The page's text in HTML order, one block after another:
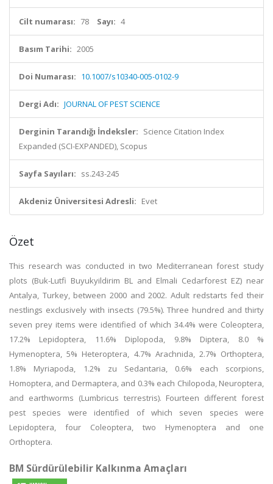
Cilt numarası: 78 Sayı: 4
Basım Tarihi: 2005
Doi Numarası: 10.1007/s10340-005-0102-9
Dergi Adı: JOURNAL OF PEST SCIENCE
Derginin Tarandığı İndeksler: Science Citation Index
Expanded (SCI-EXPANDED), Scopus
Sayfa Sayıları: ss.243-245
Akdeniz Üniversitesi Adresli: Evet
Özet
This research was conducted in two Mediterranean forest study
plots (Buk-Lutfi Buyukyildirim BL and Elmali Cedarforest EZ) near
Antalya, Turkey, between 2000 and 2002. Adult redstarts fed their
nestlings exclusively with insects (79.5%). Three hundred and thirty
seven prey items were identified of which 34.4% were Coleoptera,
17.2% Lepidoptera, 11.6% Diplopoda, 9.8% Diptera, 8.0 %
Hymenoptera, 5% Heteroptera, 4.7% Arachnida, 2.7% Orthoptera,
1.8% Myriapoda, 1.2% zu Sedantaria, 0.6% each scorpions,
Homoptera, and Dermaptera, and 0.3% each Chilopoda, Neuroptera,
and earthworms (Lumbricus terrestris). Fourteen different forest
pest species were identified of which seven species were
Lepidoptera, four Coleoptera, two Hymenoptera and one
Orthoptera.
BM Sürdürülebilir Kalkınma Amaçları